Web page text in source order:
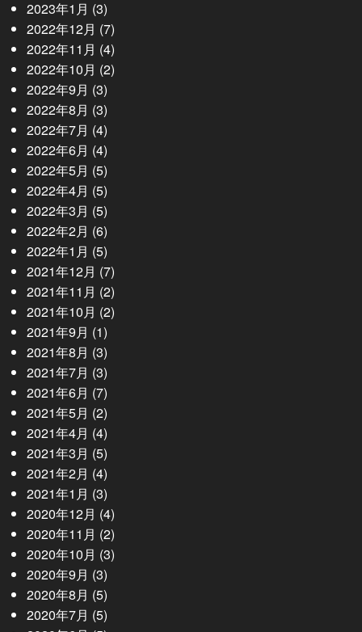
2023年1月 (3)
2022年12月 (7)
2022年11月 (4)
2022年10月 (2)
2022年9月 (3)
2022年8月 (3)
2022年7月 (4)
2022年6月 (4)
2022年5月 (5)
2022年4月 (5)
2022年3月 (5)
2022年2月 (6)
2022年1月 (5)
2021年12月 (7)
2021年11月 (2)
2021年10月 (2)
2021年9月 (1)
2021年8月 (3)
2021年7月 (3)
2021年6月 (7)
2021年5月 (2)
2021年4月 (4)
2021年3月 (5)
2021年2月 (4)
2021年1月 (3)
2020年12月 (4)
2020年11月 (2)
2020年10月 (3)
2020年9月 (3)
2020年8月 (5)
2020年7月 (5)